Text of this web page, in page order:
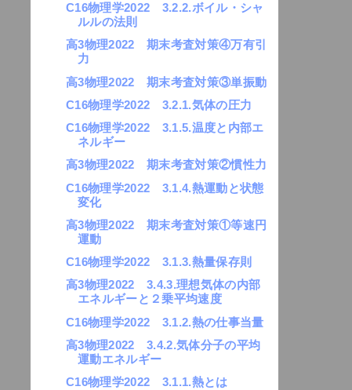
C16物理学2022 3.2.2.ボイル・シャ
ルルの法則
高3物理2022 期末考査対策④万有引
力
高3物理2022 期末考査対策③単振動
C16物理学2022 3.2.1.気体の圧力
C16物理学2022 3.1.5.温度と内部エ
ネルギー
高3物理2022 期末考査対策②慣性力
C16物理学2022 3.1.4.熱運動と状態
変化
高3物理2022 期末考査対策①等速円
運動
C16物理学2022 3.1.3.熱量保存則
高3物理2022 3.4.3.理想気体の内部
エネルギーと２乗平均速度
C16物理学2022 3.1.2.熱の仕事当量
高3物理2022 3.4.2.気体分子の平均
運動エネルギー
C16物理学2022 3.1.1.熱とは